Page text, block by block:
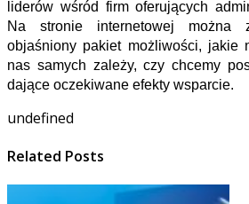
liderów wśród firm oferujących
Na stronie internetowej można
objaśniony pakiet możliwości, jakie
nas samych zależy, czy chcemy
dające oczekiwane efekty wsparcie.
undefined
Related Posts